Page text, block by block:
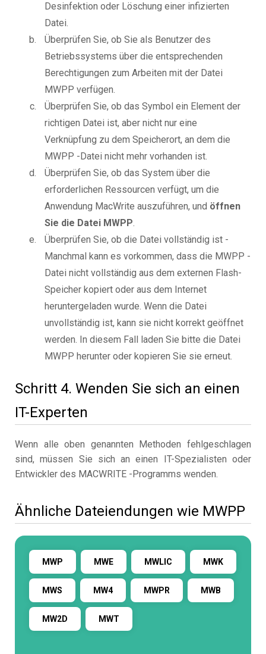
Desinfektion oder Löschung einer infizierten
Datei.
Überprüfen Sie, ob Sie als Benutzer des
Betriebssystems über die entsprechenden
Berechtigungen zum Arbeiten mit der Datei
MWPP verfügen.
Überprüfen Sie, ob das Symbol ein Element der
richtigen Datei ist, aber nicht nur eine
Verknüpfung zu dem Speicherort, an dem die
MWPP -Datei nicht mehr vorhanden ist.
Überprüfen Sie, ob das System über die
erforderlichen Ressourcen verfügt, um die
Anwendung MacWrite auszuführen, und öffnen
Sie die Datei MWPP.
Überprüfen Sie, ob die Datei vollständig ist -
Manchmal kann es vorkommen, dass die MWPP -
Datei nicht vollständig aus dem externen Flash-
Speicher kopiert oder aus dem Internet
heruntergeladen wurde. Wenn die Datei
unvollständig ist, kann sie nicht korrekt geöffnet
werden. In diesem Fall laden Sie bitte die Datei
MWPP herunter oder kopieren Sie sie erneut.
Schritt 4. Wenden Sie sich an einen
IT-Experten
Wenn alle oben genannten Methoden fehlgeschlagen
sind, müssen Sie sich an einen IT-Spezialisten oder
Entwickler des MACWRITE -Programms wenden.
Ähnliche Dateiendungen wie MWPP
MWP MWE MWLIC MWK
MWS MW4 MWPR MWB
MW2D MWT